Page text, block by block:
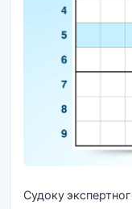
Судоку